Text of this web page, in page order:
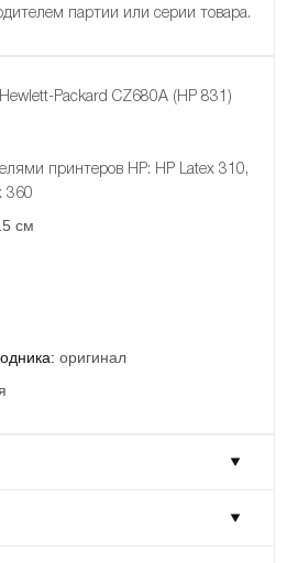
партии или серии товара.
Packard CZ680A (HP 831)
принтеров HP: HP Latex 310,
360
см
оригинал
Packard CZ680A (HP 831)